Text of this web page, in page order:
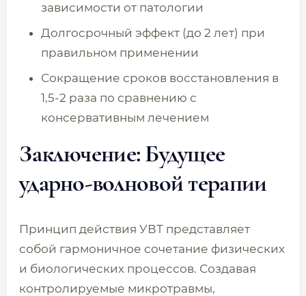
зависимости от патологии
Долгосрочный эффект (до 2 лет) при
правильном применении
Сокращение сроков восстановления в
1,5-2 раза по сравнению с
консервативным лечением
Заключение: Будущее
ударно-волновой терапии
Принцип действия УВТ представляет
собой гармоничное сочетание физических
и биологических процессов. Создавая
контролируемые микротравмы,